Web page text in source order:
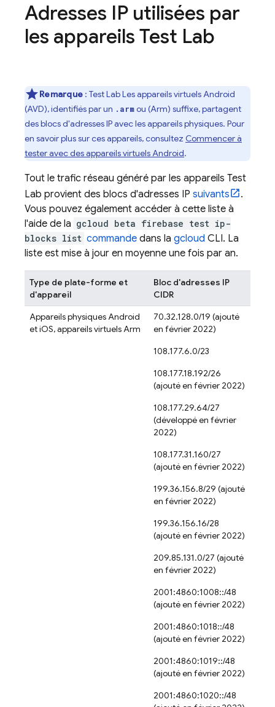
Adresses IP utilisées par
les appareils Test Lab
Remarque : Test LabLes appareils virtuels Android
(AVD), identifiés par un .armou (Arm) suffixe, partagent
des blocs d'adresses IP avec les appareils physiques. Pour
en savoir plus sur ces appareils, consultez Commencer à
tester avec des appareils virtuels Android.
Tout le trafic réseau généré par les appareils Test
Lab provient des blocs d'adresses IP suivants
.
Vous pouvez également accéder à cette liste à
l'aide de la gcloud beta firebase test ip-
blocks list commande dans la gcloud CLI. La
liste est mise à jour en moyenne une fois par an.
Type de plate-forme et
d'appareil
Bloc d'adresses IP
CIDR
Appareils physiques Android
et iOS, appareils virtuels Arm
70.32.128.0/19 (ajouté
en février 2022)
108.177.6.0/23
108.177.18.192/26
(ajouté en février 2022)
108.177.29.64/27
(développé en février
2022)
108.177.31.160/27
(ajouté en février 2022)
199.36.156.8/29 (ajouté
en février 2022)
199.36.156.16/28
(ajouté en février 2022)
209.85.131.0/27 (ajouté
en février 2022)
2001:4860:1008::/48
(ajouté en février 2022)
2001:4860:1018::/48
(ajouté en février 2022)
2001:4860:1019::/48
(ajouté en février 2022)
2001:4860:1020::/48